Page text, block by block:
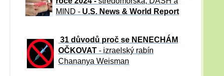
MIND - U.S. News & World Report
31 důvod ů proč se NENECHÁM
OČKOVAT - izraelský rabín
Chananya Weisman